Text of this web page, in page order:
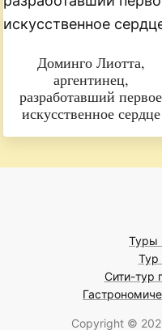
Доминго Лиотта,
аргентинец,
разработавший первое
искусственное сердце
Туры
Тур
Сити-тур
Copyright ©